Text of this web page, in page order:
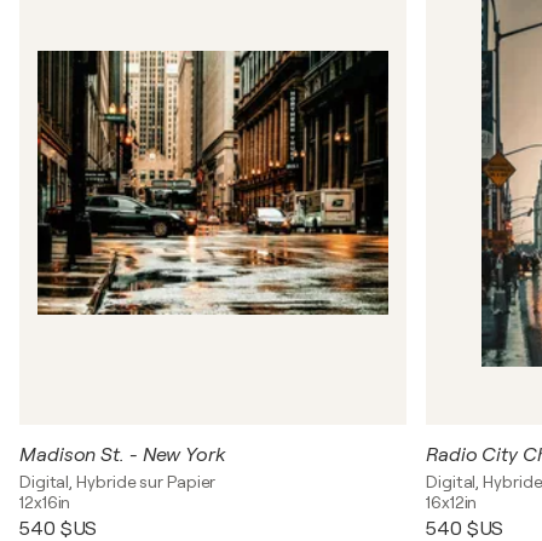
Madison St. - New York
Digital, Hybride sur Papier
12x16in
540 $US
Radio City
Digital,
16x12in
540 $US